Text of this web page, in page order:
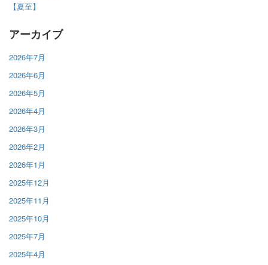
【夏至】
アーカイブ
2026年7月
2026年6月
2026年5月
2026年4月
2026年3月
2026年2月
2026年1月
2025年12月
2025年11月
2025年10月
2025年7月
2025年4月